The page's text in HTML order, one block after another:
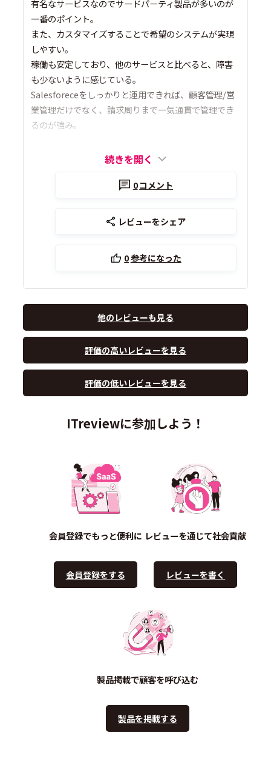
有名なサービスなのでサードパーティ製品が多いのが
一番のポイント。
また、カスタマイズすることで希望のシステムが実現
しやすい。
稼働も安定しており、他のサービスと比べると、障害
も少ないように感じている。
Salesforeceをしっかりと運用できれば、顧客管理/営
業管理だけでなく、請求周りまで一気通貫で管理でき
るのが強み。
続きを開く
0コメント
レビューをシェア
0参考になった
他のレビューも見る
評価の高いレビューを見る
評価の低いレビューを見る
ITreviewに参加しよう！
会員登録でもっと便利に
会員登録をする
レビューを通じて社会貢献
レビューを書く
製品掲載で顧客を呼び込む
製品を掲載する